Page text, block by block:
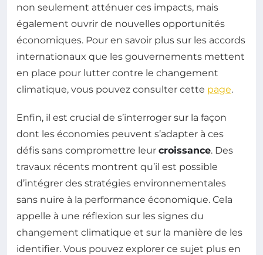
non seulement atténuer ces impacts, mais
également ouvrir de nouvelles opportunités
économiques. Pour en savoir plus sur les accords
internationaux que les gouvernements mettent
en place pour lutter contre le changement
climatique, vous pouvez consulter cette page.
Enfin, il est crucial de s’interroger sur la façon
dont les économies peuvent s’adapter à ces
défis sans compromettre leur croissance. Des
travaux récents montrent qu’il est possible
d’intégrer des stratégies environnementales
sans nuire à la performance économique. Cela
appelle à une réflexion sur les signes du
changement climatique et sur la manière de les
identifier. Vous pouvez explorer ce sujet plus en